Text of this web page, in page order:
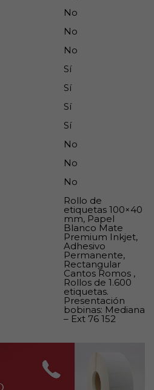
No
No
No
Sí
Sí
Sí
Sí
No
No
No
Rollo de
etiquetas 100×40
mm, Papel
Blanco Mate
Premium Inkjet,
Adhesivo
Permanente,
Rectangular
Cantos Romos ,
Rollos de 1.600
etiquetas.
Presentación
bobinas: Mediana
– Ext 76 152